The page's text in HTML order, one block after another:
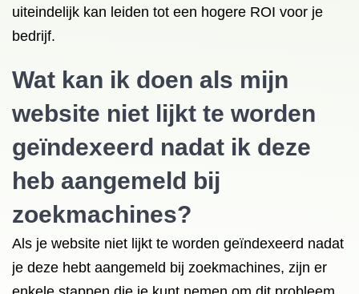
uiteindelijk kan leiden tot een hogere ROI voor je
bedrijf.
Wat kan ik doen als mijn
website niet lijkt te worden
geïndexeerd nadat ik deze
heb aangemeld bij
zoekmachines?
Als je website niet lijkt te worden geïndexeerd nadat
je deze hebt aangemeld bij zoekmachines, zijn er